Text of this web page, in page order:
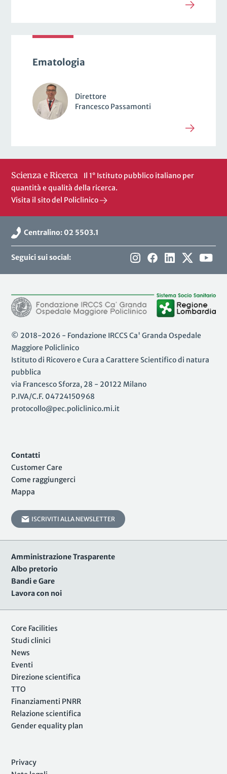
Ematologia
Direttore
Francesco Passamonti
Scienza e Ricerca
Il 1° Istituto pubblico italiano per
quantità e qualità della ricerca.
Visita il sito del Policlinico
Centralino: 02 5503.1
Seguici sui social:
© 2018-2026 - Fondazione IRCCS Ca' Granda Ospedale
Maggiore Policlinico
Istituto di Ricovero e Cura a Carattere Scientifico di natura
pubblica
via Francesco Sforza, 28 - 20122 Milano
P.IVA/C.F. 04724150968
protocollo@pec.policlinico.mi.it
Contatti
Customer Care
Come raggiungerci
Mappa
ISCRIVITI ALLA NEWSLETTER
Amministrazione Trasparente
Albo pretorio
Bandi e Gare
Lavora con noi
Core Facilities
Studi clinici
News
Eventi
Direzione scientifica
TTO
Finanziamenti PNRR
Relazione scientifica
Gender equality plan
Privacy